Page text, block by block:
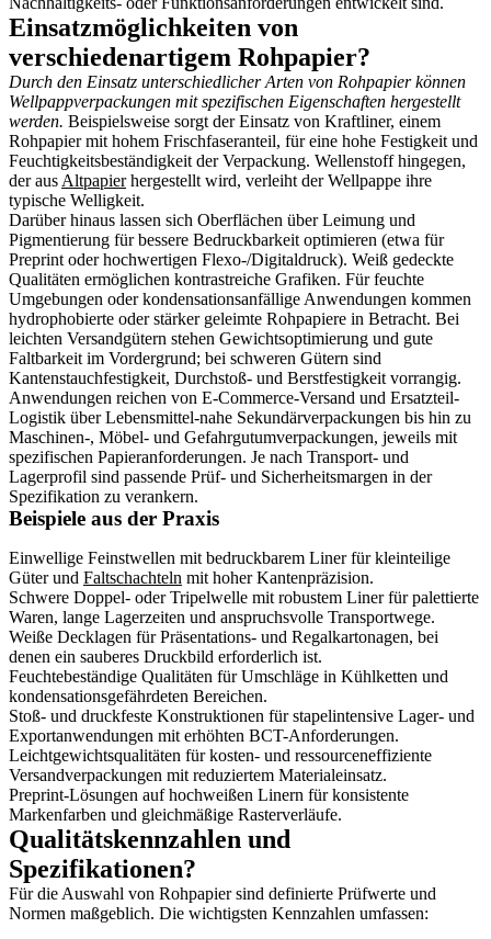
Einsatzmöglichkeiten von
verschiedenartigem Rohpapier?
Durch den Einsatz unterschiedlicher Arten von Rohpapier können
Wellpappverpackungen mit spezifischen Eigenschaften hergestellt
werden. Beispielsweise sorgt der Einsatz von Kraftliner, einem
Rohpapier mit hohem Frischfaseranteil, für eine hohe Festigkeit und
Feuchtigkeitsbeständigkeit der Verpackung. Wellenstoff hingegen,
der aus Altpapierhergestellt wird, verleiht der Wellpappe ihre
typische Welligkeit.
Darüber hinaus lassen sich Oberflächen über Leimung und
Pigmentierung für bessere Bedruckbarkeit optimieren (etwa für
Preprint oder hochwertigen Flexo-/Digitaldruck). Weiß gedeckte
Qualitäten ermöglichen kontrastreiche Grafiken. Für feuchte
Umgebungen oder kondensationsanfällige Anwendungen kommen
hydrophobierte oder stärker geleimte Rohpapiere in Betracht. Bei
leichten Versandgütern stehen Gewichtsoptimierung und gute
Faltbarkeit im Vordergrund; bei schweren Gütern sind
Kantenstauchfestigkeit, Durchstoß- und Berstfestigkeit vorrangig.
Anwendungen reichen von E‑Commerce-Versand und Ersatzteil-
Logistik über Lebensmittel-nahe Sekundärverpackungen bis hin zu
Maschinen-, Möbel- und Gefahrgutumverpackungen, jeweils mit
spezifischen Papieranforderungen. Je nach Transport- und
Lagerprofil sind passende Prüf- und Sicherheitsmargen in der
Spezifikation zu verankern.
Beispiele aus der Praxis
Einwellige Feinstwellen mit bedruckbarem Liner für kleinteilige
Güter und Faltschachteln mit hoher Kantenpräzision.
Schwere Doppel- oder Tripelwelle mit robustem Liner für palettierte
Waren, lange Lagerzeiten und anspruchsvolle Transportwege.
Weiße Decklagen für Präsentations- und Regalkartonagen, bei
denen ein sauberes Druckbild erforderlich ist.
Feuchtebeständige Qualitäten für Umschläge in Kühlketten und
kondensationsgefährdeten Bereichen.
Stoß- und druckfeste Konstruktionen für stapelintensive Lager- und
Exportanwendungen mit erhöhten BCT-Anforderungen.
Leichtgewichtsqualitäten für kosten- und ressourceneffiziente
Versandverpackungen mit reduziertem Materialeinsatz.
Preprint-Lösungen auf hochweißen Linern für konsistente
Markenfarben und gleichmäßige Rasterverläufe.
Qualitätskennzahlen und
Spezifikationen?
Für die Auswahl von Rohpapier sind definierte Prüfwerte und
Normen maßgeblich. Die wichtigsten Kennzahlen umfassen: